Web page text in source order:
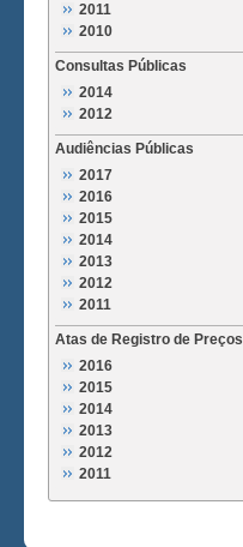
2011
2010
Consultas Públicas
2014
2012
Audiências Públicas
2017
2016
2015
2014
2013
2012
2011
Atas de Registro de Preços
2016
2015
2014
2013
2012
2011